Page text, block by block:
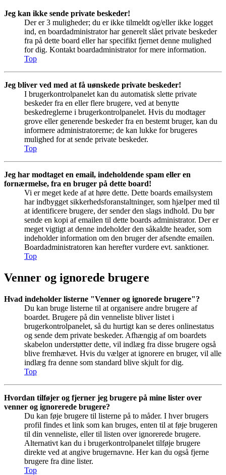
Jeg kan ikke sende private beskeder!
Der er 3 muligheder; du er ikke tilmeldt og/eller ikke logget
ind, en boardadministrator har generelt slået private beskeder
fra på dette board eller har specifikt fjernet denne mulighed
for dig. Kontakt boardadministrator for mere information.
Top
Jeg bliver ved med at få uønskede private beskeder!
I brugerkontrolpanelet kan du automatisk slette private
beskeder fra en eller flere brugere, ved at benytte
beskedreglerne i brugerkontrolpanelet. Hvis du modtager
grove eller generende beskeder fra en bestemt bruger, kan du
informere administratorerne; de kan lukke for brugeres
mulighed for at sende private beskeder.
Top
Jeg har modtaget en email, indeholdende spam eller en
fornærmelse, fra en bruger på dette board!
Vi er meget kede af at høre dette. Dette boards emailsystem
har indbygget sikkerhedsforanstaltninger, som hjælper med til
at identificere brugere, der sender den slags indhold. Du bør
sende en kopi af emailen til dette boards administrator. Der er
meget vigtigt at denne indeholder den såkaldte header, som
indeholder information om den bruger der afsendte emailen.
Boardadministratoren kan herefter vurdere evt. sanktioner.
Top
Venner og ignorede brugere
Hvad indeholder listerne "Venner og ignorede brugere"?
Du kan bruge listerne til at organisere andre brugere af
boardet. Brugere på din venneliste bliver listet i
brugerkontrolpanelet, så du hurtigt kan se deres onlinestatus
og sende dem private beskeder. Afhængig af om boardets
skabelon understøtter dette, vil indlæg fra disse brugere også
blive fremhævet. Hvis du vælger at ignorere en bruger, vil alle
indlæg fra denne som standard blive skjult for dig.
Top
Hvordan tilføjer og fjerner jeg brugere på mine lister over
venner og ignorerede brugere?
Du kan føje brugere til listerne på to måder. I hver brugers
profil findes et link som kan bruges, enten til at føje brugeren
til din venneliste, eller til listen over ignorerede brugere.
Alternativt kan du i brugerkontrolpanelet tilføje brugere
direkte ved at angive brugernavne. Her kan du også fjerne
brugere fra dine lister.
Top